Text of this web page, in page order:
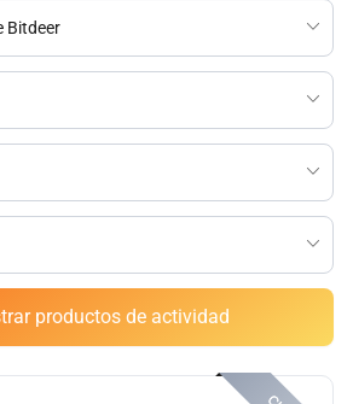
productos de actividad